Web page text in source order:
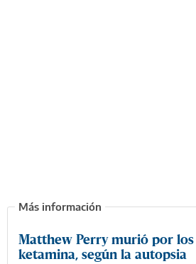
Matthew Perry murió por
ketamina, según la autopsia